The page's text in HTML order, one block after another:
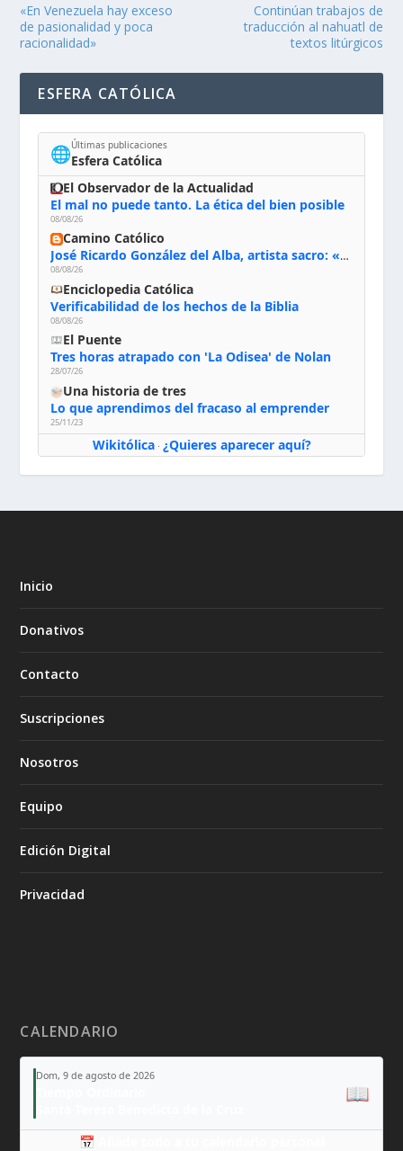
«En Venezuela hay exceso
de pasionalidad y poca
racionalidad»
Continúan trabajos de
traducción al nahuatl de
textos litúrgicos
ESFERA CATÓLICA
🌐Últimas publicaciones
Esfera Católica
El Observador de la Actualidad
El mal no puede tanto. La ética del bien posible
08/08/26
Camino Católico
José Ricardo González del Alba, artista sacro: «Yo oro, hablo con Dios, le pido al Espíritu Santo su inspiración y siempre pinto rezando el rosario para que sea Él quien actúe a través de mis manos»
08/08/26
Enciclopedia Católica
Verificabilidad de los hechos de la Biblia
08/08/26
El Puente
Tres horas atrapado con 'La Odisea' de Nolan
28/07/26
Una historia de tres
Lo que aprendimos del fracaso al emprender
25/11/23
Wikitólica· ¿Quieres aparecer aquí?
Inicio
Donativos
Contacto
Suscripciones
Nosotros
Equipo
Edición Digital
Privacidad
CALENDARIO
Dom, 9 de agosto de 2026
📖
📅 Añade todo a tu calendario personal